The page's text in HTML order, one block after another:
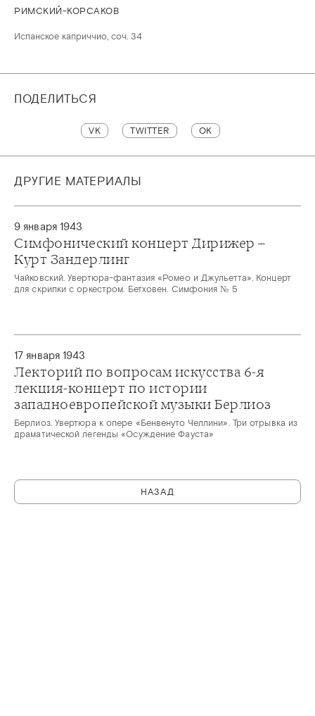
РИМСКИЙ-КОРСАКОВ
Испанское каприччио, соч. 34
ПОДЕЛИТЬСЯ
VK TWITTER OK
ДРУГИЕ МАТЕРИАЛЫ
9 января 1943
Симфонический концерт Дирижер –
Курт Зандерлинг
Чайковский. Увертюра-фантазия «Ромео и Джульетта». Концерт
для скрипки с оркестром. Бетховен. Симфония № 5
17 января 1943
Лекторий по вопросам искусства 6-я
лекция-концерт по истории
западноевропейской музыки Берлиоз
Берлиоз. Увертюра к опере «Бенвенуто Челлини». Три отрывка из
драматической легенды «Осуждение Фауста»
НАЗАД